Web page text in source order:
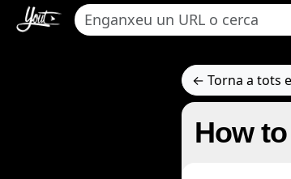
← Torna a tots
How